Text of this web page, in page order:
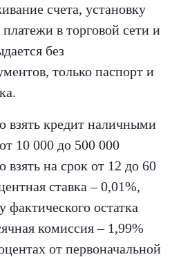
счета, установку
в торговой сети и
без
только паспорт и
взять кредит наличными
10 000 до 500 000
на срок от 12 до 60
ставка – 0,01%,
остатка
комиссия – 1,99%
от первоначальной